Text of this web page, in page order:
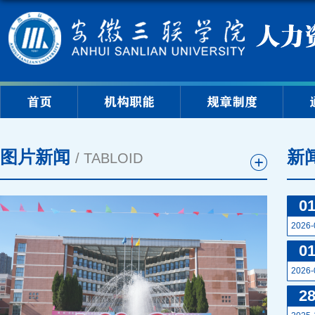
首页 机构职能 规章制度
图片新闻 / TABLOID 新
01
01
28